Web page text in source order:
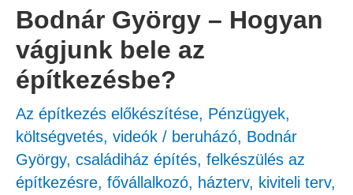
Bodnár György – Hogyan
vágjunk bele az
építkezésbe?
Az építkezés előkészítése, Pénzügyek,
költségvetés, videók / beruházó, Bodnár
György, családiház építés, felkészülés az
építkezésre, fővállalkozó, házterv, kiviteli terv,